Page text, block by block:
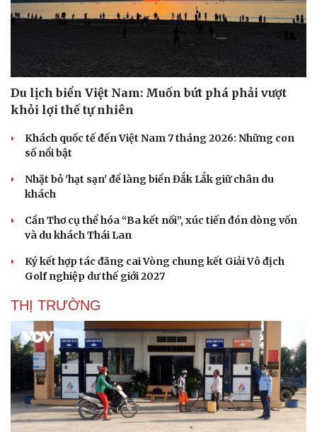
Văn hóa
Sân khấu - Điện ảnh
Văn học
Âm nhạc
Di sản
Giải trí
Nghệ sĩ
Thời trang
Sao Việt
Du lịch biển Việt Nam: Muốn bứt phá phải vượt
khỏi lợi thế tự nhiên
Khách quốc tế đến Việt Nam 7 tháng 2026: Những con
số nổi bật
Nhặt bỏ 'hạt sạn' để làng biển Đắk Lắk giữ chân du
khách
Cần Thơ cụ thể hóa “Ba kết nối”, xúc tiến đón dòng vốn
và du khách Thái Lan
Ký kết hợp tác đăng cai Vòng chung kết Giải Vô địch
Golf nghiệp dư thế giới 2027
THỊ TRƯỜNG